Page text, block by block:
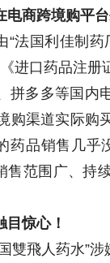
电商跨境购平
“法国利佳制
进口药品注册
拼多多等国内
购渠道实际
药品销售几
售范围广、持
惊心！
雙飛人药水”